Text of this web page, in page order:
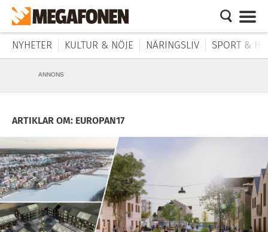
NYHETER KULTUR & NÖJE NÄRINGSLIV SPORT &
ANNONS
ARTIKLAR OM: EUROPAN17